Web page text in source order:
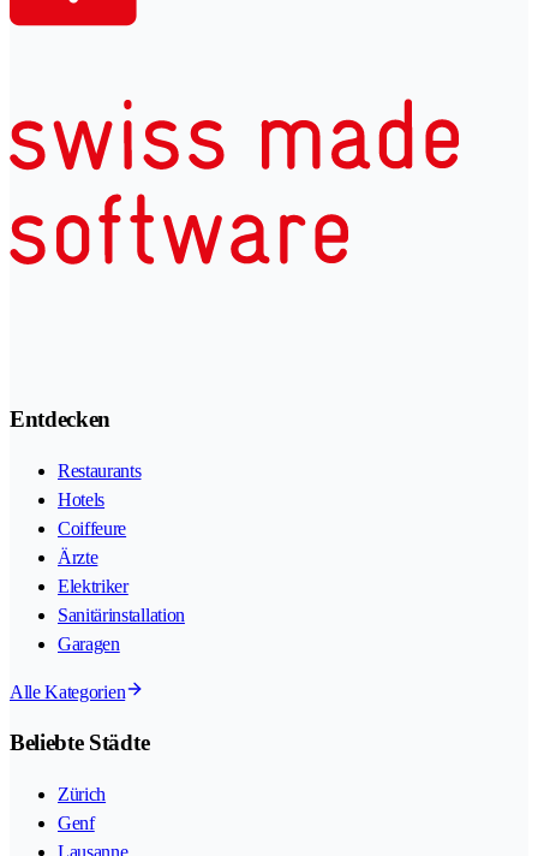
Entdecken
Restaurants
Hotels
Coiffeure
Ärzte
Elektriker
Sanitärinstallation
Garagen
Alle Kategorien
Beliebte Städte
Zürich
Genf